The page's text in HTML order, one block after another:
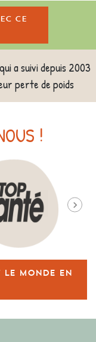
ce
a suivi depuis 2003
perte de poids
!
monde en